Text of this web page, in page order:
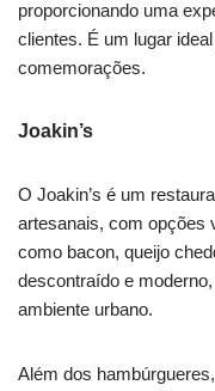
proporcionando uma
clientes. É um lugar
comemorações.
Joakin’s
O Joakin’s é um
artesanais, com opções
como bacon, queijo
descontraído e
ambiente urbano.
Além dos